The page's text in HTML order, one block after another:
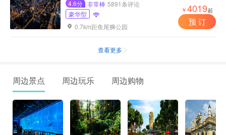
4.6分 非常棒 5891条评论
豪华型

 0.7km距鱼尾狮公园
￥4019起
预 订
查看更多 
周边景点 周边玩乐 周边购物